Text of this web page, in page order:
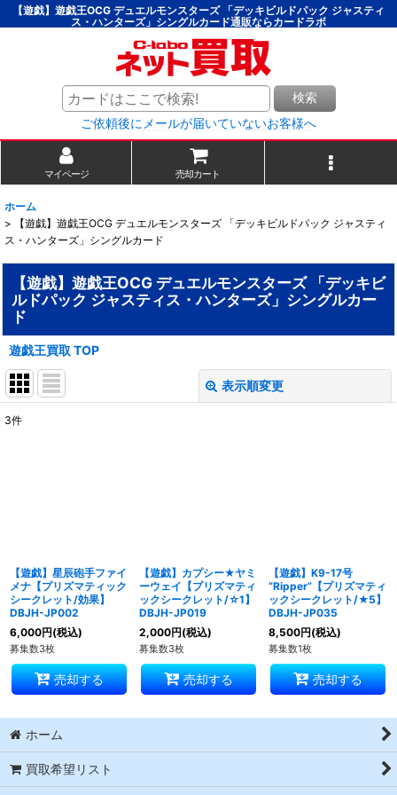
【遊戯】遊戯王OCG デュエルモンスターズ 「デッキビルドパック ジャスティ
ス・ハンターズ」シングルカード通販ならカードラボ
検索
ご依頼後にメールが届いていないお客様へ
マイページ 売却カート
ホーム
>
【遊戯】遊戯王OCG デュエルモンスターズ 「デッキビルドパック ジャスティ
ス・ハンターズ」シングルカード
【遊戯】遊戯王OCG デュエルモンスターズ 「デッキビ
ルドパック ジャスティス・ハンターズ」シングルカー
ド
遊戯王買取 TOP
表示順変更
3件
【遊戯】星辰砲手ファイ
メナ【プリズマティック
シークレット/効果】
DBJH-JP002
6,000円(税込)
募集数3枚
売却する
【遊戯】カプシー★ヤミ
ーウェイ【プリズマティ
ックシークレット/☆1】
DBJH-JP019
2,000円(税込)
募集数3枚
売却する
【遊戯】K9-17号
“Ripper”【プリズマティ
ックシークレット/★5】
DBJH-JP035
8,500円(税込)
募集数1枚
売却する
ホーム
買取希望リスト